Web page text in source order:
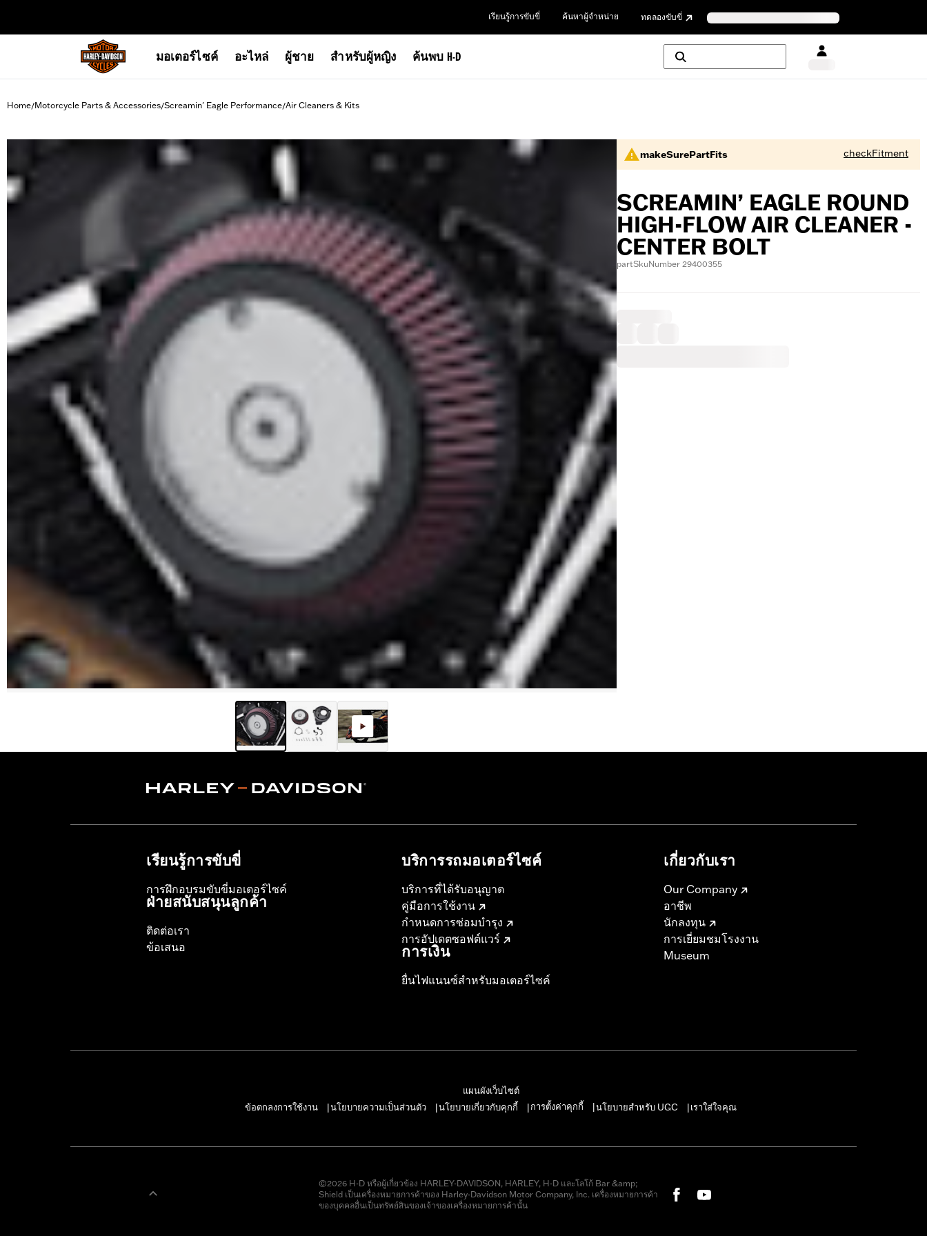
เรียนรู้การขับขี่ ค้นหาผู้จำหน่าย ทดลองขับขี่
มอเตอร์ไซค์ อะไหล่ ผู้ชาย สำหรับผู้หญิง ค้นพบ H-D
Home/Motorcycle Parts & Accessories/Screamin' Eagle Performance/Air Cleaners & Kits
makeSurePartFits checkFitment
SCREAMIN’ EAGLE ROUND
HIGH-FLOW AIR CLEANER -
CENTER BOLT
partSkuNumber 29400355
เรียนรู้การขับขี่
การฝึกอบรมขับขี่มอเตอร์ไซค์
ฝ่ายสนับสนุนลูกค้า
ติดต่อเรา
ข้อเสนอ
บริการรถมอเตอร์ไซค์​
บริการที่ได้รับอนุญาต
คู่มือการใช้งาน
กำหนดการซ่อมบำรุง
การอัปเดตซอฟต์แวร์
การเงิน
ยื่นไฟแนนซ์สำหรับมอเตอร์ไซค์
เกี่ยวกับเรา
Our Company
อาชีพ
นักลงทุน
การเยี่ยมชมโรงงาน
Museum
แผนผังเว็บไซต์
ข้อตกลงการใช้งาน
นโยบายความเป็นส่วนตัว นโยบายเกี่ยวกับคุกกี้ การตั้งค่าคุกกี้ นโยบายสำหรับ UGC เราใส่ใจคุณ
©2026 H-D หรือผู้เกี่ยวข้อง HARLEY-DAVIDSON, HARLEY, H-D และโลโก้ Bar &amp;
Shield เป็นเครื่องหมายการค้าของ Harley-Davidson Motor Company, Inc. เครื่องหมายการค้า
ของบุคคลอื่นเป็นทรัพย์สินของเจ้าของเครื่องหมายการค้านั้น